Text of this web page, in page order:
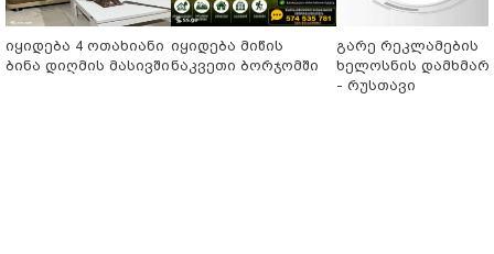
იყიდება 4 ოთახიანი
ბინა დიღმის მასივში
იყიდება მიწის
ნაკვეთი ბორჯომში
გარე რეკლამების
ხელოსნის
- რუსთავი